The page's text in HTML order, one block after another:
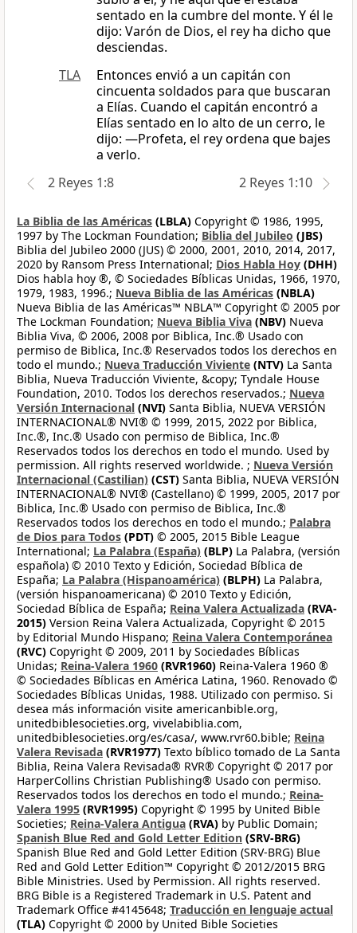
sentado en la cumbre del monte. Y él le
dijo: Varón de Dios, el rey ha dicho que
desciendas.
TLA
Entonces envió a un capitán con
cincuenta soldados para que buscaran
a Elías. Cuando el capitán encontró a
Elías sentado en lo alto de un cerro, le
dijo: —Profeta, el rey ordena que bajes
a verlo.
2 Reyes 1:8
2 Reyes 1:10
La Biblia de las Américas (LBLA) Copyright © 1986, 1995,
1997 by The Lockman Foundation; Biblia del Jubileo (JBS)
Biblia del Jubileo 2000 (JUS) © 2000, 2001, 2010, 2014, 2017,
2020 by Ransom Press International; Dios Habla Hoy (DHH)
Dios habla hoy ®, © Sociedades Bíblicas Unidas, 1966, 1970,
1979, 1983, 1996.; Nueva Biblia de las Américas (NBLA)
Nueva Biblia de las Américas™ NBLA™ Copyright © 2005 por
The Lockman Foundation; Nueva Biblia Viva (NBV) Nueva
Biblia Viva, © 2006, 2008 por Biblica, Inc.® Usado con
permiso de Biblica, Inc.® Reservados todos los derechos en
todo el mundo.; Nueva Traducción Viviente (NTV) La Santa
Biblia, Nueva Traducción Viviente, &copy; Tyndale House
Foundation, 2010. Todos los derechos reservados.; Nueva
Versión Internacional (NVI) Santa Biblia, NUEVA VERSIÓN
INTERNACIONAL® NVI® © 1999, 2015, 2022 por Biblica,
Inc.®, Inc.® Usado con permiso de Biblica, Inc.®
Reservados todos los derechos en todo el mundo. Used by
permission. All rights reserved worldwide. ; Nueva Versión
Internacional (Castilian) (CST) Santa Biblia, NUEVA VERSIÓN
INTERNACIONAL® NVI® (Castellano) © 1999, 2005, 2017 por
Biblica, Inc.® Usado con permiso de Biblica, Inc.®
Reservados todos los derechos en todo el mundo.; Palabra
de Dios para Todos (PDT) © 2005, 2015 Bible League
International; La Palabra (España) (BLP) La Palabra, (versión
española) © 2010 Texto y Edición, Sociedad Bíblica de
España; La Palabra (Hispanoamérica) (BLPH) La Palabra,
(versión hispanoamericana) © 2010 Texto y Edición,
Sociedad Bíblica de España; Reina Valera Actualizada (RVA-
2015) Version Reina Valera Actualizada, Copyright © 2015
by Editorial Mundo Hispano; Reina Valera Contemporánea
(RVC) Copyright © 2009, 2011 by Sociedades Bíblicas
Unidas; Reina-Valera 1960 (RVR1960) Reina-Valera 1960 ®
© Sociedades Bíblicas en América Latina, 1960. Renovado ©
Sociedades Bíblicas Unidas, 1988. Utilizado con permiso. Si
desea más información visite americanbible.org,
unitedbiblesocieties.org, vivelabiblia.com,
unitedbiblesocieties.org/es/casa/, www.rvr60.bible; Reina
Valera Revisada (RVR1977) Texto bíblico tomado de La Santa
Biblia, Reina Valera Revisada® RVR® Copyright © 2017 por
HarperCollins Christian Publishing® Usado con permiso.
Reservados todos los derechos en todo el mundo.; Reina-
Valera 1995 (RVR1995) Copyright © 1995 by United Bible
Societies; Reina-Valera Antigua (RVA) by Public Domain;
Spanish Blue Red and Gold Letter Edition (SRV-BRG)
Spanish Blue Red and Gold Letter Edition (SRV-BRG) Blue
Red and Gold Letter Edition™ Copyright © 2012/2015 BRG
Bible Ministries. Used by Permission. All rights reserved.
BRG Bible is a Registered Trademark in U.S. Patent and
Trademark Office #4145648; Traducción en lenguaje actual
(TLA) Copyright © 2000 by United Bible Societies